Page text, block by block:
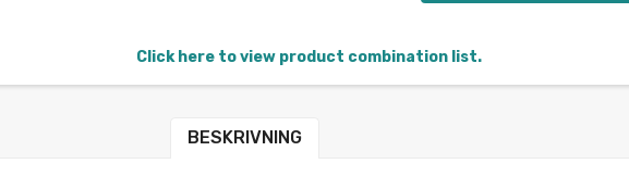
Click here to view product combination list.
BESKRIVNING